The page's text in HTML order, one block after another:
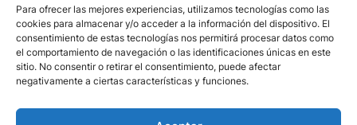
Para ofrecer las mejores experiencias, utilizamos tecnologías como las
cookies para almacenar y/o acceder a la información del dispositivo. El
consentimiento de estas tecnologías nos permitirá procesar datos como
el comportamiento de navegación o las identificaciones únicas en este
sitio. No consentir o retirar el consentimiento, puede afectar
negativamente a ciertas características y funciones.
| SOBRE NOSOTROS
Quiénes somos
Envíanos un mensaje